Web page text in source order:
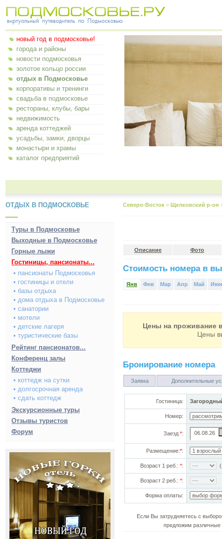
новый год в подмосковье!
города и районы
новости подмосковья
золотое кольцо россии
отдых в Подмосковье
корпоративы и тренинги
свадьба в подмосковье
рестораны, клубы, бары
недвижимость
аренда коттеджей
усадьбы, замки, дворцы
монастыри и храмы
каталог предприятий
ОТДЫХ В ПОДМОСКОВЬЕ
Туры в Подмосковье
Выходные в Подмосковье
Горные лыжи
Гостиницы, пансионаты...
• пансионаты Подмосковья
• гостиницы и отели
• базы отдыха
• дома отдыха в Подмосковье
• санатории
• мотели
• детские лагеря
• туристические базы
Рейтинг пансионатов...
Конференц залы
Коттеджи
• коттедж на сутки
• долгосрочная аренда
• сдать коттедж
Экскурсионные туры
Отзывы туристов
Форум
Северо-Восток > Щелковский р-он
Описание Фото
Стоимость номера в
Янв Фев Мар Апр Май Июн
Цены на проживание
Цены
Бронирование номера
Заявка Дополнительные
Гостиница:
Номер:
Заезд *:
Размещение:*:
Возраст 1 реб.: *:
Возраст 2 реб.: *:
Форма оплаты:
Если Вы затрудняетесь с
предложим различные